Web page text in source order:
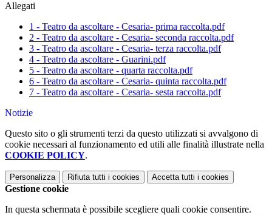
Allegati
1 - Teatro da ascoltare - Cesaria- prima raccolta.pdf
2 - Teatro da ascoltare - Cesaria- seconda raccolta.pdf
3 - Teatro da ascoltare - Cesaria- terza raccolta.pdf
4 - Teatro da ascoltare - Guarini.pdf
5 - Teatro da ascoltare - quarta raccolta.pdf
6 - Teatro da ascoltare - Cesaria- quinta raccolta.pdf
7 - Teatro da ascoltare - Cesaria- sesta raccolta.pdf
Notizie
Questo sito o gli strumenti terzi da questo utilizzati si avvalgono di
cookie necessari al funzionamento ed utili alle finalità illustrate nella
COOKIE POLICY.
Personalizza Rifiuta tutti i cookies Accetta tutti i cookies
Gestione cookie
In questa schermata è possibile scegliere quali cookie consentire.